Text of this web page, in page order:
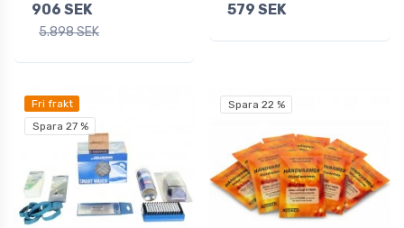
906 SEK
5.898 SEK
579 SEK
Fri frakt
Spara 27 %
Spara 22 %